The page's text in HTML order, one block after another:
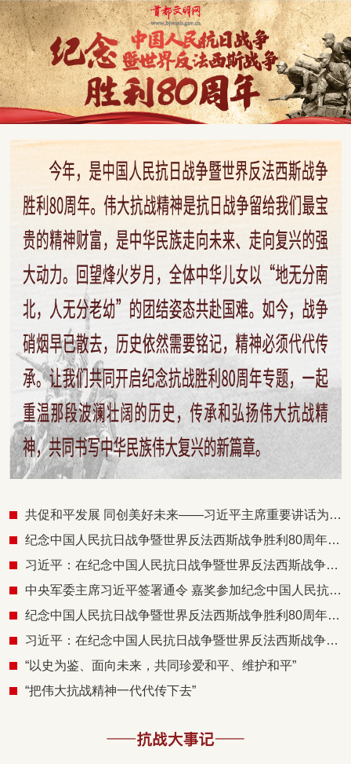
共促和平发展 同创美好未来——习近平主席重要讲话为推进人类和平发展事业凝聚广泛共识注入强大动力
纪念中国人民抗日战争暨世界反法西斯战争胜利80周年招待会在京隆重举行 习近平发表重要讲话
习近平：在纪念中国人民抗日战争暨世界反法西斯战争胜利80周年招待会上的讲话
中央军委主席习近平签署通令 嘉奖参加纪念中国人民抗日战争暨世界反法西斯战争胜利80周年阅兵全体人员
纪念中国人民抗日战争暨世界反法西斯战争胜利80周年大会在京隆重举行 习近平发表重要讲话并检阅受阅部队
习近平：在纪念中国人民抗日战争暨世界反法西斯战争胜利80周年大会上的讲话
“以史为鉴、面向未来，共同珍爱和平、维护和平”
“把伟大抗战精神一代代传下去”